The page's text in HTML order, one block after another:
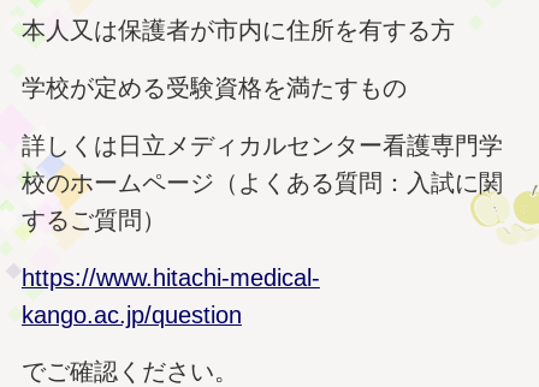
本人又は保護者が市内に住所を有する方
学校が定める受験資格を満たすもの
詳しくは日立メディカルセンター看護専門学
校のホームページ（よくある質問：入試に関
するご質問）
https://www.hitachi-medical-
kango.ac.jp/question
でご確認ください。